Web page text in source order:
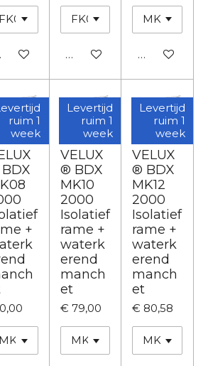
winkelwagenIn winkelwagenIn
ruim 1
week
+
Levertijd
ruim 1
week
VELUX
® BDX
MK10
2000
Isolatief
rame +
waterk
erend
manch
et
€ 79,00
Levertijd
ruim 1
week
VELUX
® BDX
MK12
2000
Isolatief
rame +
waterk
erend
manch
et
€ 80,58